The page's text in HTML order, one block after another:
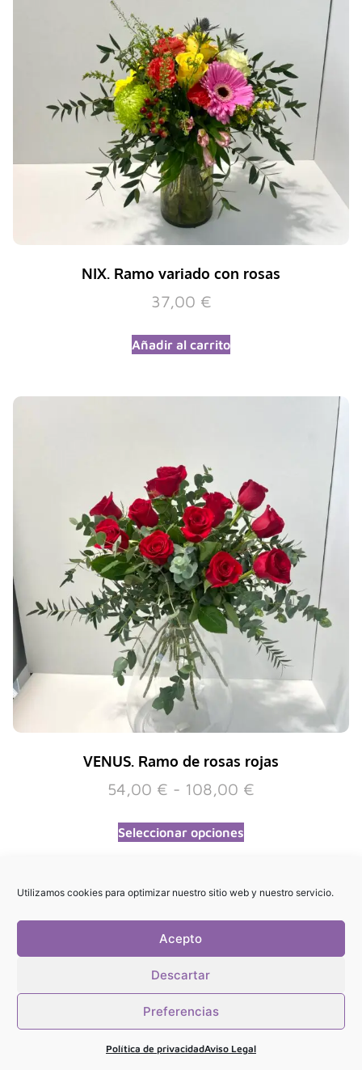
Utilizamos cookies para optimizar nuestro sitio web y nuestro servicio.
Acepto
Descartar
Preferencias
Política de privacidadAviso Legal
NIX. Ramo variado con rosas
37,00 €
Añadir al carrito
VENUS. Ramo de rosas rojas
54,00 € - 108,00 €
Seleccionar opciones